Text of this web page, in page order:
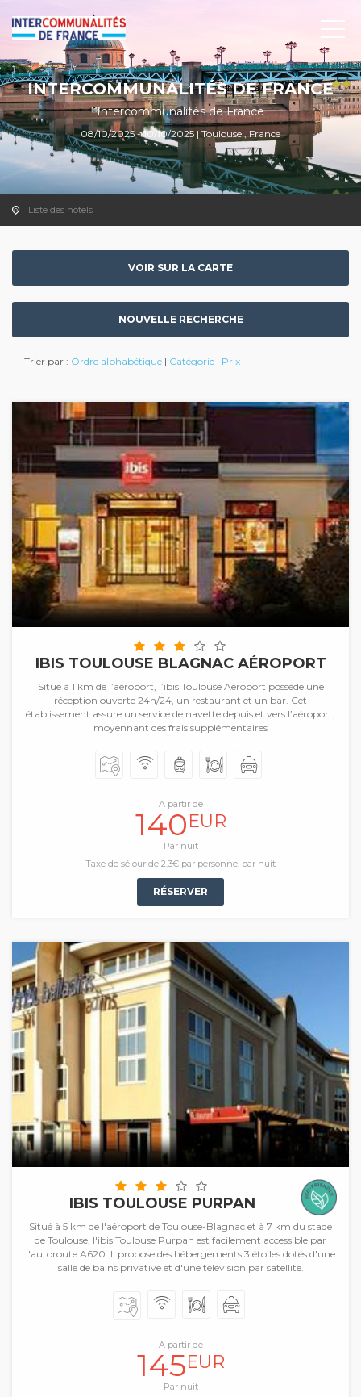
INTERCOMMUNALITÉS DE FRANCE
Intercommunalités de France
08/10/2025 - 10/10/2025 | Toulouse , France
Liste des hôtels
VOIR SUR LA CARTE
NOUVELLE RECHERCHE
Trier par : Ordre alphabétique | Catégorie | Prix
IBIS TOULOUSE BLAGNAC AÉROPORT
Situé à 1 km de l’aéroport, l’ibis Toulouse Aeroport possède une
réception ouverte 24h/24, un restaurant et un bar. Cet
établissement assure un service de navette depuis et vers l’aéroport,
moyennant des frais supplémentaires
A partir de
140EUR
Par nuit
Taxe de séjour de 2.3€ par personne, par nuit
RÉSERVER
IBIS TOULOUSE PURPAN
Situé à 5 km de l'aéroport de Toulouse-Blagnac et à 7 km du stade
de Toulouse, l'ibis Toulouse Purpan est facilement accessible par
l'autoroute A620. Il propose des hébergements 3 étoiles dotés d'une
salle de bains privative et d'une télévision par satellite.
A partir de
145EUR
Par nuit